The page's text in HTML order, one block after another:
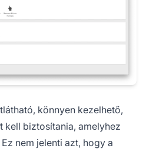
könnyen kezelhető,
kell biztosítania, amelyhez
nem jelenti azt, hogy a